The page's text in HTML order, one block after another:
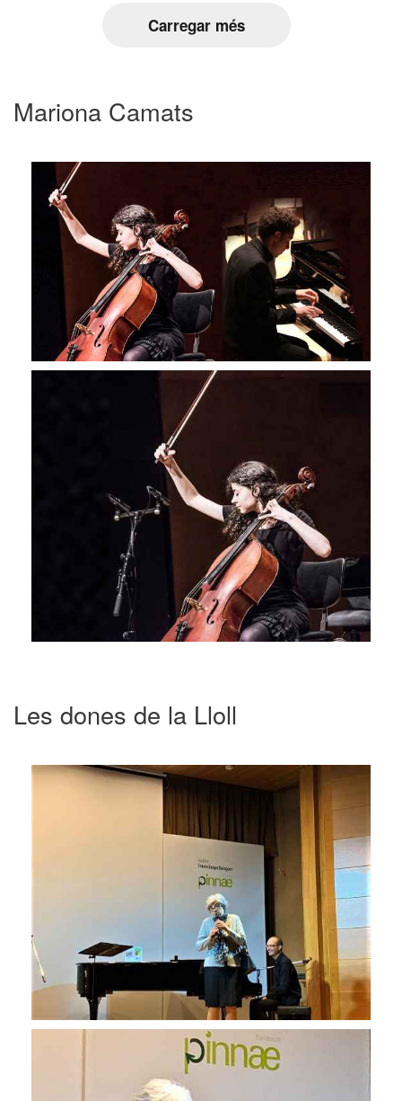
Carregar més
Mariona Camats
Les dones de la Lloll